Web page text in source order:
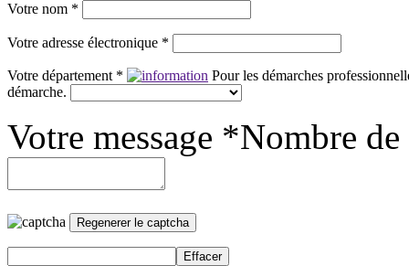
Votre nom *
Votre adresse électronique *
Votre département *
Pour les démarches
démarche.
Votre message *Nombre